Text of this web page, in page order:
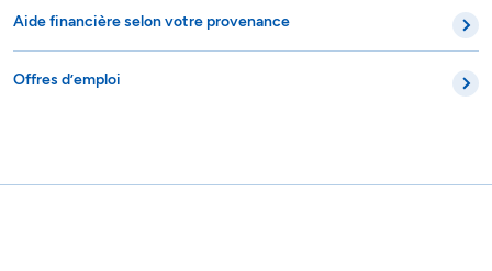
Aide financière selon votre provenance
Offres d’emploi